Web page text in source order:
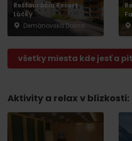
Reštaurácia Resort
Lúčky
Demänovská Dolina
všetky miesta kde jesť a piť
Aktivity a relax v blízkosti: